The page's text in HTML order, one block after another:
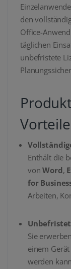
den
Office-
täglichen
unbefristete
Vorteile
Enthält die
vonWord,
for
Arbeiten,
Sie
einem
werden